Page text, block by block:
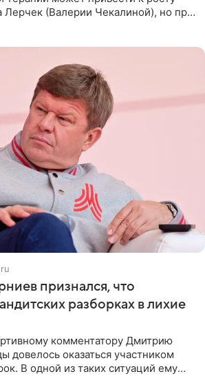
Лерчек (Валерии Чекалиной), но при
признался, что
разборках в лихие
комментатору Дмитрию
довелось оказаться участником
В одной из таких ситуаций ему